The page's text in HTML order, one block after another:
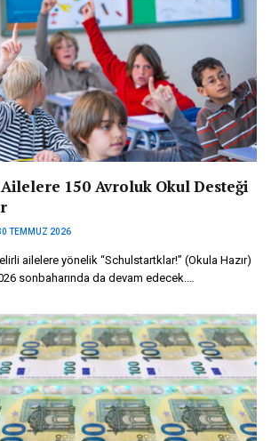
Ailelere 150 Avroluk Okul Desteği
TEMMUZ 2026
ailelere yönelik “Schulstartklar!” (Okula Hazır)
sonbaharında da devam edecek.…